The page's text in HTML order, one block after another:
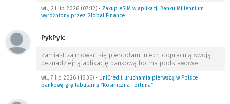
wt., 21 lip 2026 (07:12) • Zakup eSIM w aplikacji Banku Millennium
wyróżniony przez Global Finance
PykPyk:
Zamiast zajmować się pierdołami niech dopracują swoją
beznadziejną aplikację bankową bo ma podstawowe …
wt., 7 lip 2026 (16:36) • UniCredit uruchamia pierwszą w Polsce
bankową grę fabularną “Kosmiczna Fortuna”